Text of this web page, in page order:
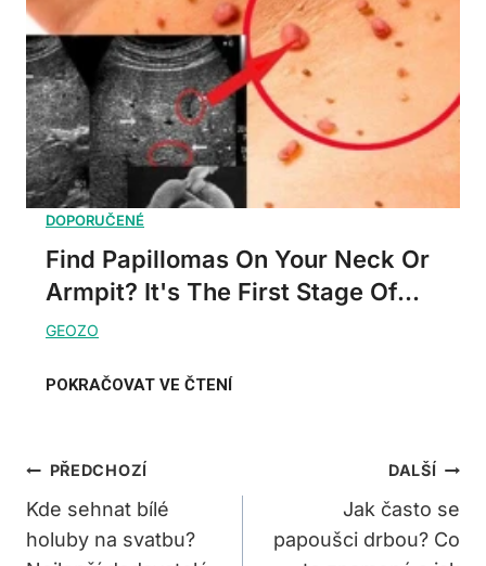
Find Papillomas On Your Neck Or
Armpit? It's The First Stage Of...
Navigace
Pro
Příspěvek
PŘEDCHOZÍ
Kde sehnat bílé
holuby na svatbu?
DALŠÍ
Jak často se
papoušci drbou? Co